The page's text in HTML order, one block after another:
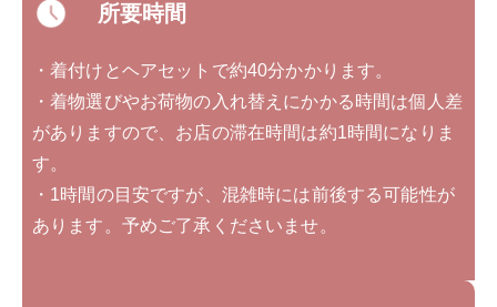
所要時間
・着付けとヘアセットで約40分かかります。
・着物選びやお荷物の入れ替えにかかる時間は個人差
がありますので、お店の滞在時間は約1時間になりま
す。
・1時間の目安ですが、混雑時には前後する可能性が
あります。予めご了承くださいませ。